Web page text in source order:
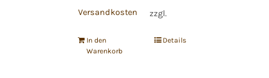
zzgl.
Versandkosten
In den
Warenkorb
Details